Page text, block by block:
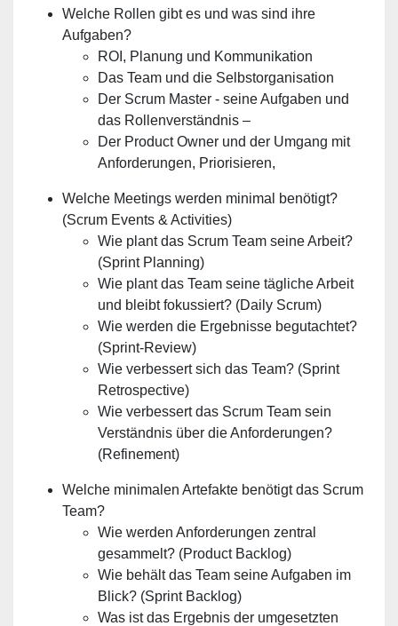
Welche Rollen gibt es und was sind ihre
Aufgaben?
ROI, Planung und Kommunikation
Das Team und die Selbstorganisation
Der Scrum Master - seine Aufgaben und
das Rollenverständnis –
Der Product Owner und der Umgang mit
Anforderungen, Priorisieren,
Welche Meetings werden minimal benötigt?
(Scrum Events & Activities)
Wie plant das Scrum Team seine Arbeit?
(Sprint Planning)
Wie plant das Team seine tägliche Arbeit
und bleibt fokussiert? (Daily Scrum)
Wie werden die Ergebnisse begutachtet?
(Sprint-Review)
Wie verbessert sich das Team? (Sprint
Retrospective)
Wie verbessert das Scrum Team sein
Verständnis über die Anforderungen?
(Refinement)
Welche minimalen Artefakte benötigt das Scrum
Team?
Wie werden Anforderungen zentral
gesammelt? (Product Backlog)
Wie behält das Team seine Aufgaben im
Blick? (Sprint Backlog)
Was ist das Ergebnis der umgesetzten